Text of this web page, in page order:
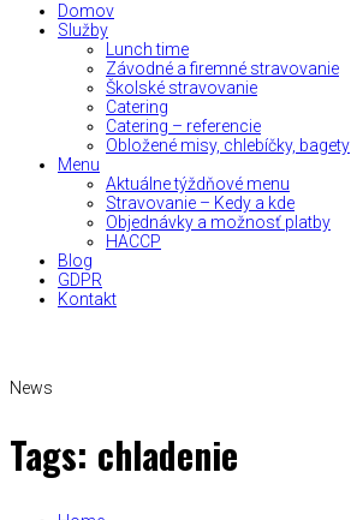
Domov
Služby
Lunch time
Závodné a firemné stravovanie
Školské stravovanie
Catering
Catering – referencie
Obložené misy, chlebíčky, bagety
Menu
Aktuálne týždňové menu
Stravovanie – Kedy a kde
Objednávky a možnosť platby
HACCP
Blog
GDPR
Kontakt
News
Tags: chladenie